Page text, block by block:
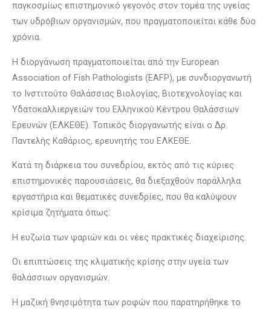
παγκοσμίως επιστημονικό γεγονός στον τομέα της υγείας
των υδρόβιων οργανισμών, που πραγματοποιείται κάθε δύο
χρόνια.
Η διοργάνωση πραγματοποιείται από την European
Association of Fish Pathologists (EAFP), με συνδιοργανωτή
το Ινστιτούτο Θαλάσσιας Βιολογίας, Βιοτεχνολογίας και
Υδατοκαλλιεργειών του Ελληνικού Κέντρου Θαλάσσιων
Ερευνών (ΕΛΚΕΘΕ). Τοπικός διοργανωτής είναι ο Δρ.
Παντελής Καθάριος, ερευνητής του ΕΛΚΕΘΕ.
Κατά τη διάρκεια του συνεδρίου, εκτός από τις κύριες
επιστημονικές παρουσιάσεις, θα διεξαχθούν παράλληλα
εργαστήρια και θεματικές συνεδρίες, που θα καλύψουν
κρίσιμα ζητήματα όπως:
Η ευζωία των ψαριών και οι νέες πρακτικές διαχείρισης.
Οι επιπτώσεις της κλιματικής κρίσης στην υγεία των
θαλάσσιων οργανισμών.
Η μαζική θνησιμότητα των ροφών που παρατηρήθηκε το